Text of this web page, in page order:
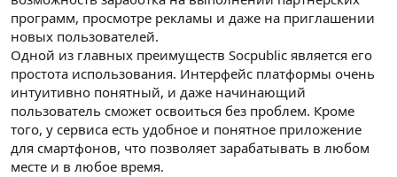
программ, просмотре рекламы и даже на приглашении
новых пользователей.
Одной из главных преимуществ Socpublic является его
простота использования. Интерфейс платформы очень
интуитивно понятный, и даже начинающий
пользователь сможет освоиться без проблем. Кроме
того, у сервиса есть удобное и понятное приложение
для смартфонов, что позволяет зарабатывать в любом
месте и в любое время.